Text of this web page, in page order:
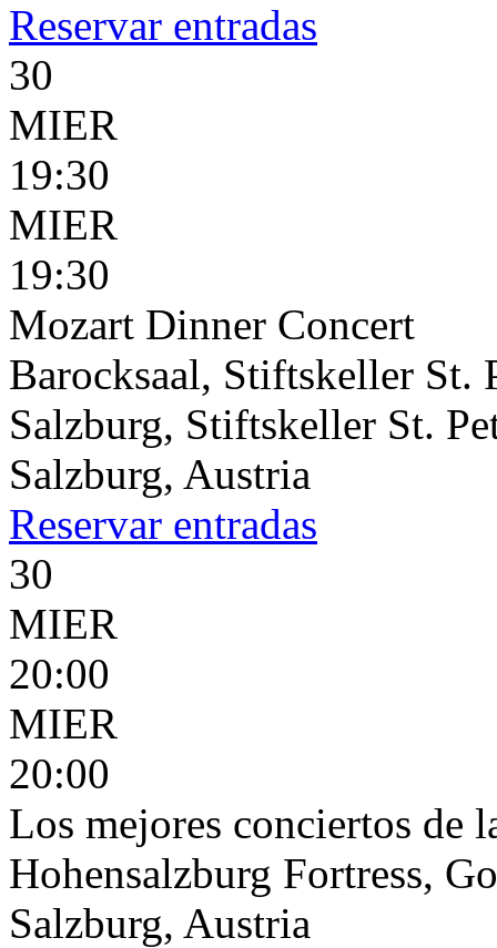
Reservar entradas
30
MIER
19:30
MIER
19:30
Mozart Dinner Concert
Barocksaal, Stiftskeller St.
Salzburg, Stiftskeller St.
Salzburg, Austria
Reservar entradas
30
MIER
20:00
MIER
20:00
Los mejores conciertos de
Hohensalzburg Fortress,
Salzburg, Austria